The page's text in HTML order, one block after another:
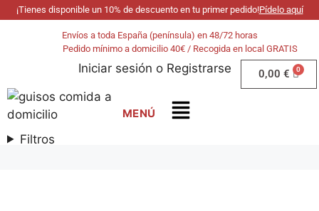
¡Tienes disponible un 10% de descuento en tu primer pedido!Pídelo aquí
Envíos a toda España (península) en 48/72 horas
Pedido mínimo a domicilio 40€ / Recogida en local GRATIS
Iniciar sesión o Registrarse 0,00 €
Filtros